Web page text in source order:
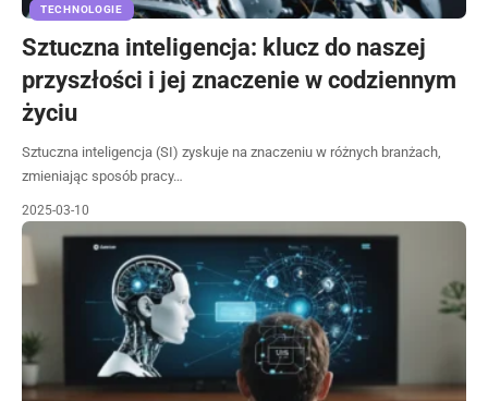
TECHNOLOGIE
Sztuczna inteligencja: klucz do naszej
przyszłości i jej znaczenie w codziennym
życiu
Sztuczna inteligencja (SI) zyskuje na znaczeniu w różnych branżach,
zmieniając sposób pracy…
2025-03-10